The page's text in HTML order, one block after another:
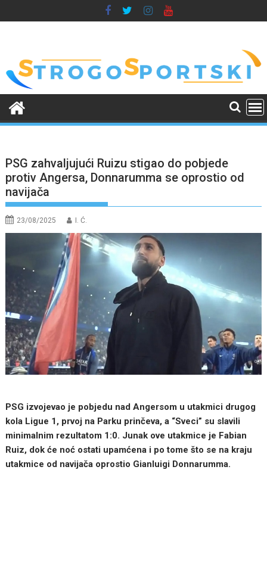
to
PSG zahvaljujući Ruizu stigao do pobjede
protiv Angersa, Donnarumma se oprostio od
navijača
23/08/2025 I. Ć.
PSG izvojevao je pobjedu nad Angersom u utakmici drugog
kola Ligue 1, prvoj na Parku prinčeva, a “Sveci” su slavili
minimalnim rezultatom 1:0. Junak ove utakmice je Fabian
Ruiz, dok će noć ostati upamćena i po tome što se na kraju
utakmice od navijača oprostio Gianluigi Donnarumma.